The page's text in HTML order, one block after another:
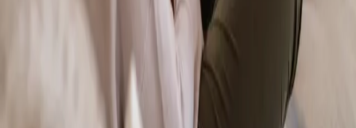
Psicología Clínica Reservar cita